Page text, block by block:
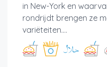
in New-York en
rondrijdt brengen ze
variëteiten....